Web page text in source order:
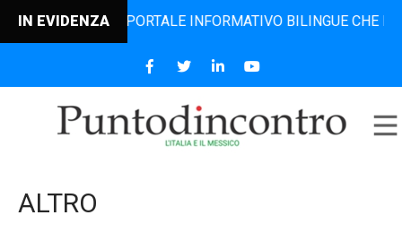
IN EVIDENZA
IL PORTALE INFORMATIVO BILINGUE CHE DAL 2006
ALTRO